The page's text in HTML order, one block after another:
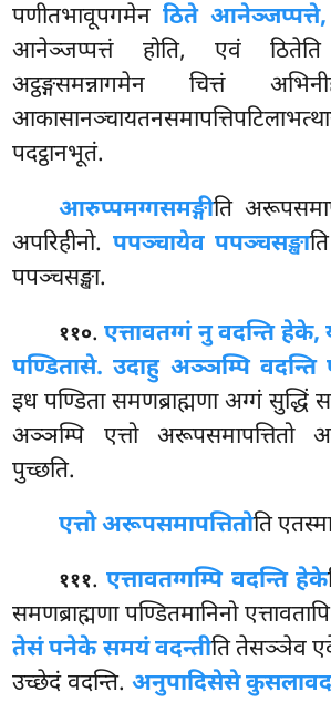
पणीतभावूपगमेन ठिते आनेञ्जप्पत्ते,
आनेञ्जप्पत्तं होति, एवं
अट्ठङ्गसमन्नागमेन चित्तं
पदट्ठानभूतं.
आरुप्पमग्गसमङ्गीति
अपरिहीनो. पपञ्चायेव पपञ्चसङ्खा
पपञ्चसङ्खा.
११०.एत्तावतग्गं नु वदन्ति
पण्डितासे. उदाहु अञ्ञम्पि वदन्ति
इध पण्डिता समणब्राह्मणा अग्गं सुद्धिं
अञ्ञम्पि एत्तो अरूपसमापत्तितो
पुच्छति.
एत्तो अरूपसमापत्तितोति
१११.एत्तावतग्गम्पि वदन्ति हेके
समणब्राह्मणा पण्डितमानिनो
तेसं पनेके समयं वदन्तीति तेसञ्ञेव
उच्छेदं वदन्ति. अनुपादिसेसे